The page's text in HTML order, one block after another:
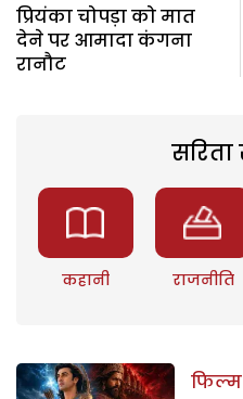
प्रियंका चोपड़ा को मात
देने पर आमादा कंगना
रानौट
कहानी राजनीति
फिल्म